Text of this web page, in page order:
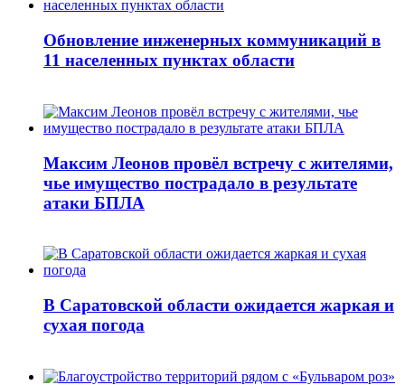
Обновление инженерных коммуникаций в
11 населенных пунктах области
Максим Леонов провёл встречу с жителями,
чье имущество пострадало в результате
атаки БПЛА
В Саратовской области ожидается жаркая и
сухая погода